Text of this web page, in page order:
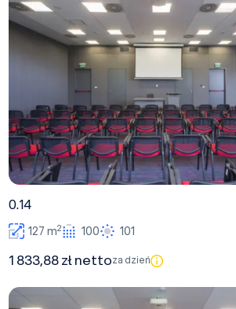
0.14
127 m2 100 101
1 833,88 zł nettoza dzień